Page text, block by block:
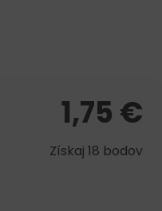
1,75 €
Získaj 18 bodov